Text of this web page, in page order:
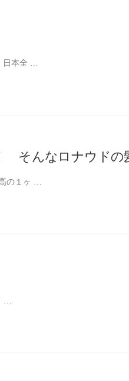
日本全 …
そんなロナウドの
の１ヶ …
…